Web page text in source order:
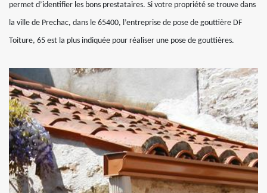
permet d’identifier les bons prestataires. Si votre propriété se trouve dans
la ville de Prechac, dans le 65400, l’entreprise de pose de gouttière DF
Toiture, 65 est la plus indiquée pour réaliser une pose de gouttières.